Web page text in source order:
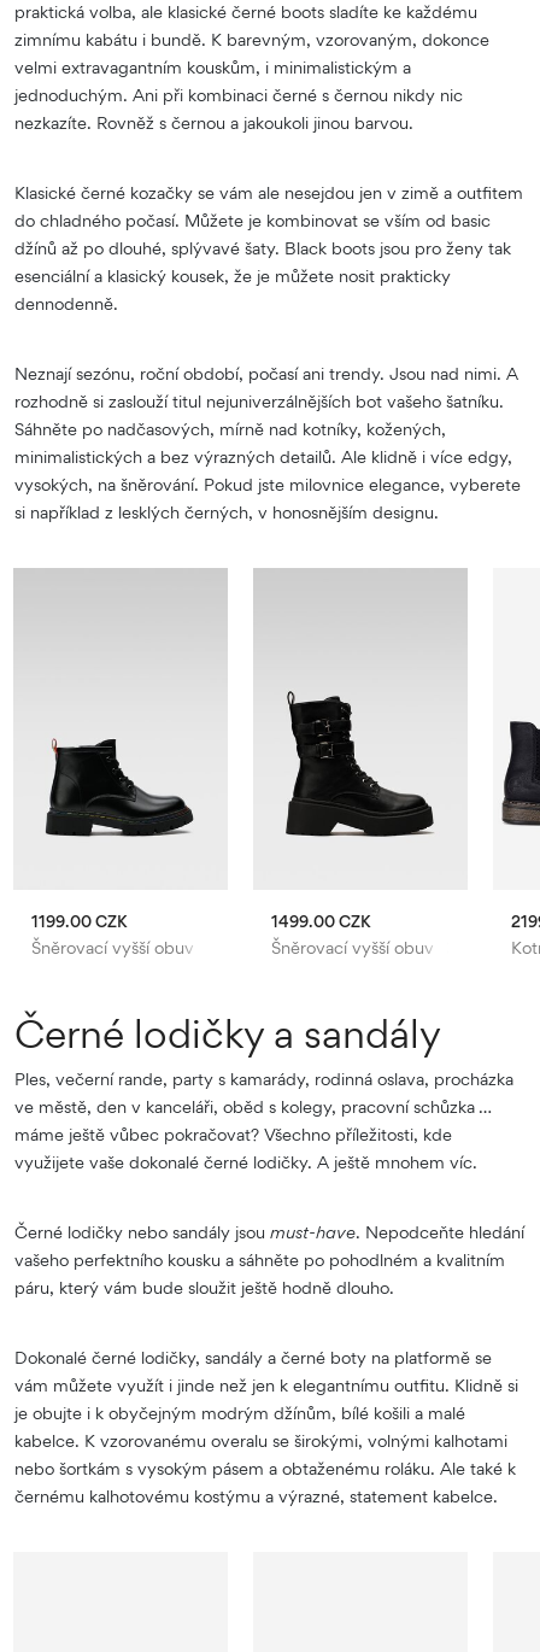
praktická volba, ale klasické černé boots sladíte ke každému
zimnímu kabátu i bundě. K barevným, vzorovaným, dokonce
velmi extravagantním kouskům, i minimalistickým a
jednoduchým. Ani při kombinaci černé s černou nikdy nic
nezkazíte. Rovněž s černou a jakoukoli jinou barvou.
Klasické černé kozačky se vám ale nesejdou jen v zimě a outfitem
do chladného počasí. Můžete je kombinovat se vším od basic
džínů až po dlouhé, splývavé šaty. Black boots jsou pro ženy tak
esenciální a klasický kousek, že je můžete nosit prakticky
dennodenně.
Neznají sezónu, roční období, počasí ani trendy. Jsou nad nimi. A
rozhodně si zaslouží titul nejuniverzálnějších bot vašeho šatníku.
Sáhněte po nadčasových, mírně nad kotníky, kožených,
minimalistických a bez výrazných detailů. Ale klidně i více edgy,
vysokých, na šněrování. Pokud jste milovnice elegance, vyberete
si například z lesklých černých, v honosnějším designu.
Šněrovací vyšší obuv Jenny Fairy
1199.00 CZK
Šněrovací vyšší obuv DeeZee
1499.00 CZK
Černé lodičky a sandály
Ples, večerní rande, party s kamarády, rodinná oslava, procházka
ve městě, den v kanceláři, oběd s kolegy, pracovní schůzka …
máme ještě vůbec pokračovat? Všechno příležitosti, kde
využijete vaše dokonalé černé lodičky. A ještě mnohem víc.
Černé lodičky nebo sandály jsou must-have. Nepodceňte hledání
vašeho perfektního kousku a sáhněte po pohodlném a kvalitním
páru, který vám bude sloužit ještě hodně dlouho.
Dokonalé černé lodičky, sandály a černé boty na platformě se
vám můžete využít i jinde než jen k elegantnímu outfitu. Klidně si
je obujte i k obyčejným modrým džínům, bílé košili a malé
kabelce. K vzorovanému overalu se širokými, volnými kalhotami
nebo šortkám s vysokým pásem a obtaženému roláku. Ale také k
černému kalhotovému kostýmu a výrazné, statement kabelce.